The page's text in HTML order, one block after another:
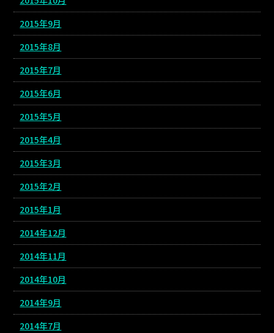
2015年9月
2015年8月
2015年7月
2015年6月
2015年5月
2015年4月
2015年3月
2015年2月
2015年1月
2014年12月
2014年11月
2014年10月
2014年9月
2014年7月